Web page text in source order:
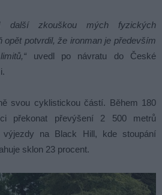
další zkouškou mých fyzických
potvrdil, že ironman je především
uvedl po návratu do České
svou cyklistickou částí. Během 180
překonat převýšení 2 500 metrů
na Black Hill, kde stoupání
sklon 23 procent.